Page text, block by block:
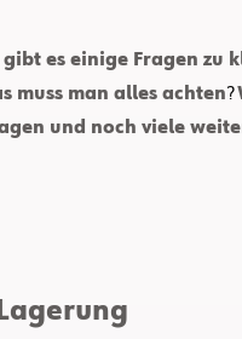
es einige Fragen
muss man alles achten?
und noch viele